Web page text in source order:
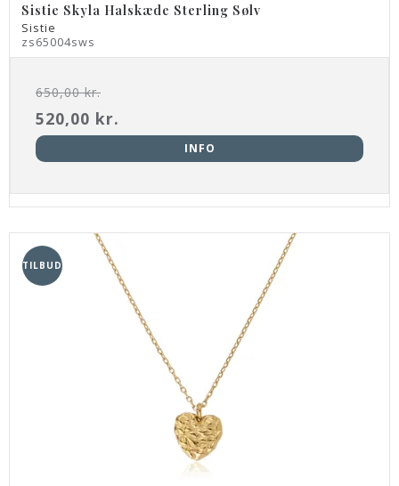
Sistie Skyla Halskæde Sterling Sølv
Sistie
zs65004sws
650,00 kr.
520,00 kr.
INFO
TILBUD